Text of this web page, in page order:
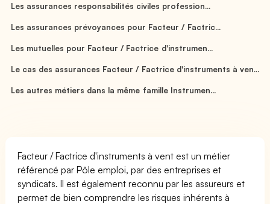
Les assurances responsabilités civiles profession...
Les assurances prévoyances pour Facteur / Factric...
Les mutuelles pour Facteur / Factrice d'instrumen...
Le cas des assurances Facteur / Factrice d'instruments à ven...
Les autres métiers dans la même famille Instrumen...
Facteur / Factrice d'instruments à vent est un métier
référencé par Pôle emploi, par des entreprises et
syndicats. Il est également reconnu par les assureurs et
permet de bien comprendre les risques inhérents à